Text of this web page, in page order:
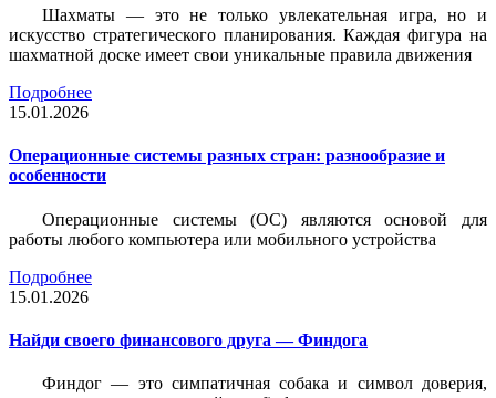
Шахматы — это не только увлекательная игра, но и
искусство стратегического планирования. Каждая фигура на
шахматной доске имеет свои уникальные правила движения
Подробнее
15.01.2026
Операционные системы разных стран: разнообразие и
особенности
Операционные системы (ОС) являются основой для
работы любого компьютера или мобильного устройства
Подробнее
15.01.2026
Найди своего финансового друга — Финдога
Финдог — это симпатичная собака и символ доверия,